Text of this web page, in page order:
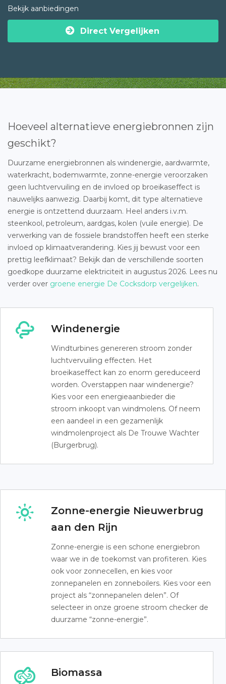
Bekijk aanbiedingen
Direct Vergelijken
Hoeveel alternatieve energiebronnen zijn
geschikt?
Duurzame energiebronnen als windenergie, aardwarmte,
waterkracht, bodemwarmte, zonne-energie veroorzaken
geen luchtvervuiling en de invloed op broeikaseffect is
nauwelijks aanwezig. Daarbij komt, dit type alternatieve
energie is ontzettend duurzaam. Heel anders i.v.m.
steenkool, petroleum, aardgas, kolen (vuile energie). De
verwerking van de fossiele brandstoffen heeft een sterke
invloed op klimaatverandering. Kies jij bewust voor een
prettig leefklimaat? Bekijk dan de verschillende soorten
goedkope duurzame elektriciteit in augustus 2026. Lees nu
verder over groene energie De Cocksdorp vergelijken.
Windenergie
Windturbines genereren stroom zonder
luchtvervuiling effecten. Het
broeikaseffect kan zo enorm gereduceerd
worden. Overstappen naar windenergie?
Kies voor een energieaanbieder die
stroom inkoopt van windmolens. Of neem
een aandeel in een gezamenlijk
windmolenproject als De Trouwe Wachter
(Burgerbrug).
Zonne-energie Nieuwerbrug
aan den Rijn
Zonne-energie is een schone energiebron
waar we in de toekomst van profiteren. Kies
ook voor zonnecellen, en kies voor
zonnepanelen en zonneboilers. Kies voor een
project als “zonnepanelen delen”. Of
selecteer in onze groene stroom checker de
duurzame “zonne-energie”.
Biomassa